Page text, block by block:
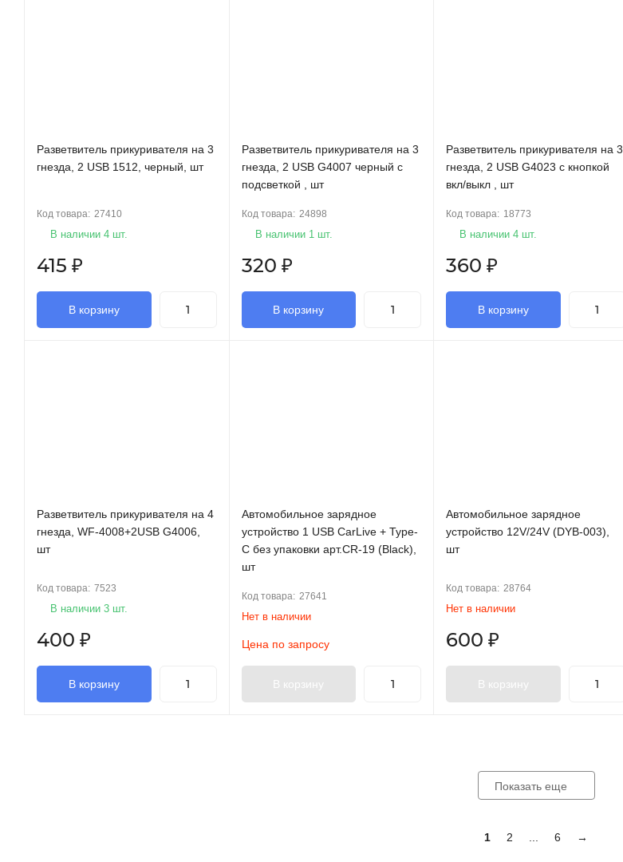
Разветвитель прикуривателя на 3
гнезда, 2 USB 1512, черный, шт
Код товара: 27410
В наличии 4 шт.
415 ₽
В корзину
Разветвитель прикуривателя на 3
гнезда, 2 USB G4007 черный c
подсветкой , шт
Код товара: 24898
В наличии 1 шт.
320 ₽
В корзину
Разветвитель прикуривателя на 3
гнезда, 2 USB G4023 с кнопкой
вкл/выкл , шт
Код товара: 18773
В наличии 4 шт.
360₽
В корзину
Разветвитель прикуривателя на 4
гнезда, WF-4008+2USB G4006,
шт
Код товара: 7523
В наличии 3 шт.
400 ₽
В корзину
Автомобильное зарядное
устройство 1 USB CarLive + Type-
C без упаковки арт.CR-19 (Black),
шт
Код товара: 27641
Нет в наличии
Цена по запросу
В корзину
Автомобильное зарядное
устройство 12V/24V (DYB-003),
шт
Код товара: 28764
Нет в наличии
600₽
В корзину
Показать еще
1 2 6 →